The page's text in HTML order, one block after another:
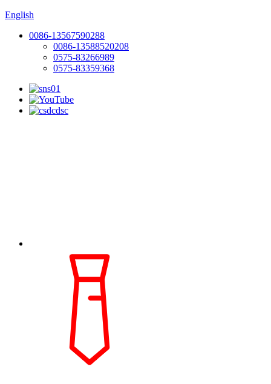
English
0086-13567590288
0086-13588520208
0575-83266989
0575-83359368